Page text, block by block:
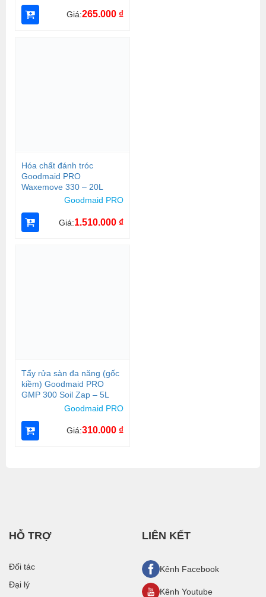
Giá:265.000 ₫
Hóa chất đánh tróc
Goodmaid PRO
Waxemove 330 – 20L
Goodmaid PRO
Giá:1.510.000 ₫
Tẩy rửa sàn đa năng (gốc
kiềm) Goodmaid PRO
GMP 300 Soil Zap – 5L
Goodmaid PRO
Giá:310.000 ₫
HỖ TRỢ
Đối tác
Đại lý
LIÊN KẾT
Kênh Facebook
Kênh Youtube